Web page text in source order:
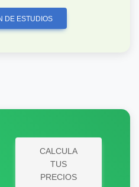
DE ESTUDIOS
CALCULA
TUS
PRECIOS